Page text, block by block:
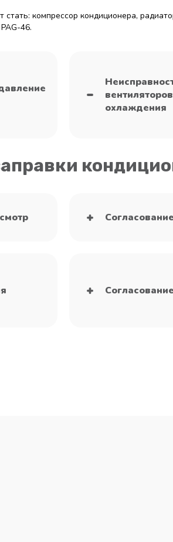
стать: компрессор кондиционера,
46.
вентиляторов
охлаждения
Согласование
Согласование